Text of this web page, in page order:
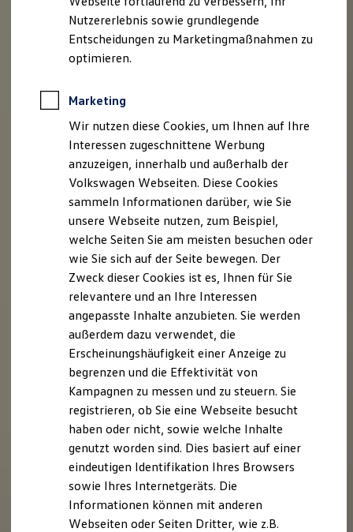
Servicetermin anfragen
Service-Vorteile bei Volkswagen Nutzfahrzeuge
ServicePlus
Economy Service
Räder & Reifen Service
Notdienst und Pannenhilfe
Software, Konnektivität & Apps
California App
VW Connect für Ihren ID. Buzz
VW Connect für Ihren Transporter/Caravelle
VW Connect für Ihren Amarok
VW Connect für andere Modelle
Connect Pro
Fleet Interface Data
Multistop Pathfinder
Übersicht Software Updates
Digitales Bordbuch
Fahrerassistenz- und Sicherheitssysteme
Kontrollleuchten
Batterieverordnung
XTL-Dieselkraftstoff
Ersatzteile und Betriebsflüssigkeiten
Original Zubehör und Lifestyle Produkte
myVolkswagen
myVolkswagen Business
Elektrisch & Autonom
Elektro - & Hybridfahrzeuge
Unser Ansatz
Klimafreundlicher Strom
Reichweite & Ladelösungen
Reichweitensimulator
Ladezeitensimulator
Ladelösungen für Privatkunden
Ladelösungen für Gewerbekunden
Nutzererlebnis sowie grundlegende
Entscheidungen zu Marketingmaßnahmen zu
optimieren.
Marketing
Wir nutzen diese Cookies, um Ihnen auf Ihre
Interessen zugeschnittene Werbung
anzuzeigen, innerhalb und außerhalb der
Volkswagen Webseiten. Diese Cookies
sammeln Informationen darüber, wie Sie
unsere Webseite nutzen, zum Beispiel,
welche Seiten Sie am meisten besuchen oder
wie Sie sich auf der Seite bewegen. Der
Zweck dieser Cookies ist es, Ihnen für Sie
relevantere und an Ihre Interessen
angepasste Inhalte anzubieten. Sie werden
außerdem dazu verwendet, die
Erscheinungshäufigkeit einer Anzeige zu
begrenzen und die Effektivität von
Kampagnen zu messen und zu steuern. Sie
registrieren, ob Sie eine Webseite besucht
haben oder nicht, sowie welche Inhalte
genutzt worden sind. Dies basiert auf einer
eindeutigen Identifikation Ihres Browsers
sowie Ihres Internetgeräts. Die
Informationen können mit anderen
Webseiten oder Seiten Dritter, wie z.B.